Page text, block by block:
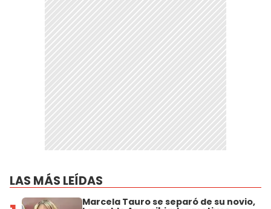
LAS MÁS LEÍDAS
Marcela Tauro se separó de su novio,